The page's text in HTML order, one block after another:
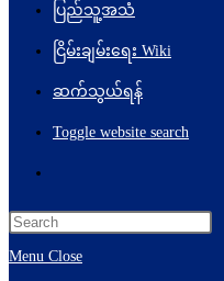
ပြည်သူ့အသံ
ငြိမ်းချမ်းရေး Wiki
ဆက်သွယ်ရန်
Toggle website search
Menu Close